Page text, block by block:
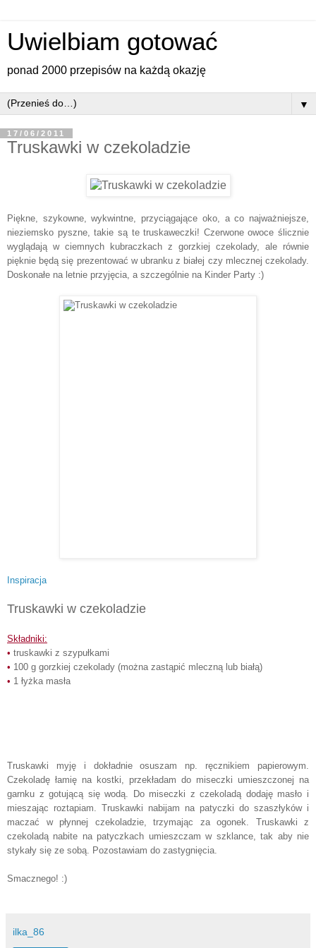
Uwielbiam gotować
ponad 2000 przepisów na każdą okazję
▼
17/06/2011
Truskawki w czekoladzie
Piękne, szykowne, wykwintne, przyciągające oko, a co najważniejsze,
nieziemsko pyszne, takie są te truskaweczki! Czerwone owoce ślicznie
wyglądają w ciemnych kubraczkach z gorzkiej czekolady, ale równie
pięknie będą się prezentować w ubranku z białej czy mlecznej czekolady.
Doskonałe na letnie przyjęcia, a szczególnie na Kinder Party :)
Inspiracja
Truskawki w czekoladzie
Składniki:
• truskawki z szypułkami
• 100 g gorzkiej czekolady (można zastąpić mleczną lub białą)
• 1 łyżka masła
Truskawki myję i dokładnie osuszam np. ręcznikiem papierowym.
Czekoladę łamię na kostki, przekładam do miseczki umieszczonej na
garnku z gotującą się wodą. Do miseczki z czekoladą dodaję masło i
mieszając roztapiam. Truskawki nabijam na patyczki do szaszłyków i
maczać w płynnej czekoladzie, trzymając za ogonek. Truskawki z
czekoladą nabite na patyczkach umieszczam w szklance, tak aby nie
stykały się ze sobą. Pozostawiam do zastygnięcia.
Smacznego! :)
ilka_86